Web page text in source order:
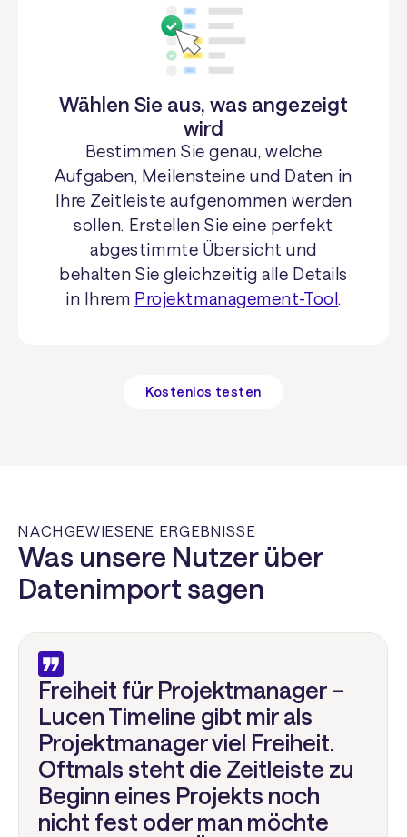
Wählen Sie aus, was angezeigt
wird
Bestimmen Sie genau, welche
Aufgaben, Meilensteine und Daten in
Ihre Zeitleiste aufgenommen werden
sollen. Erstellen Sie eine perfekt
abgestimmte Übersicht und
behalten Sie gleichzeitig alle Details
in Ihrem Projektmanagement-Tool.
Kostenlos testen
NACHGEWIESENE ERGEBNISSE
Was unsere Nutzer über
Datenimport sagen
Freiheit für Projektmanager –
Lucen Timeline gibt mir als
Projektmanager viel Freiheit.
Oftmals steht die Zeitleiste zu
Beginn eines Projekts noch
nicht fest oder man möchte